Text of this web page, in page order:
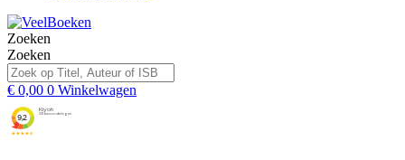
Zoeken
Zoeken
€ 0,00 0 Winkelwagen